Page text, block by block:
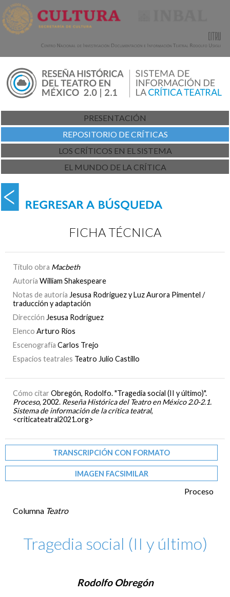
PRESENTACIÓN
REPOSITORIO DE CRÍTICAS
LOS CRÍTICOS EN EL SISTEMA
EL MUNDO DE LA CRÍTICA
FICHA TÉCNICA
Título obra Macbeth
Autoría William Shakespeare
Notas de autoría Jesusa Rodriguez y Luz Aurora Pimentel /
traducción y adaptación
Dirección Jesusa Rodríguez
Elenco Arturo Ríos
Escenografía Carlos Trejo
Espacios teatrales Teatro Julio Castillo
Cómo citar Obregón, Rodolfo. "Tragedia social (II y último)".
Proceso, 2002. Reseña Histórica del Teatro en México 2.0-2.1.
Sistema de información de la crítica teatral,
<criticateatral2021.org>
TRANSCRIPCIÓN CON FORMATO
IMAGEN FACSIMILAR
Proceso
Columna Teatro
Tragedia social (II y último)
Rodolfo Obregón